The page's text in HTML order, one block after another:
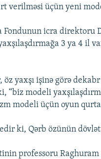
verilməsi üçün yeni
Fondunun icra direktoru
3 ya 4 il
öz yaxşı işinə görə
“biz modeli
modeli üçün oyun
ki, Qərb özünün
professoru Raghuram